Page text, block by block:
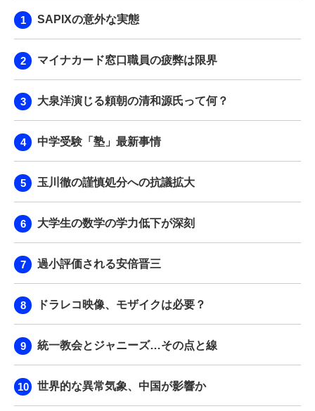
SAPIXの意外な実態
マイナカード窓口職員の疲弊は限界
大泉洋演じる頼朝の清和源氏って何？
中学受験「塾」最新事情
玉川徹の謹慎処分への抗議拡大
大学生の数学の学力低下が深刻
過小評価される安倍晋三
ドラレコ映像、モザイクは必要？
統一教会とジャニーズ…その点と線
世界的な異常気象、中国が影響か